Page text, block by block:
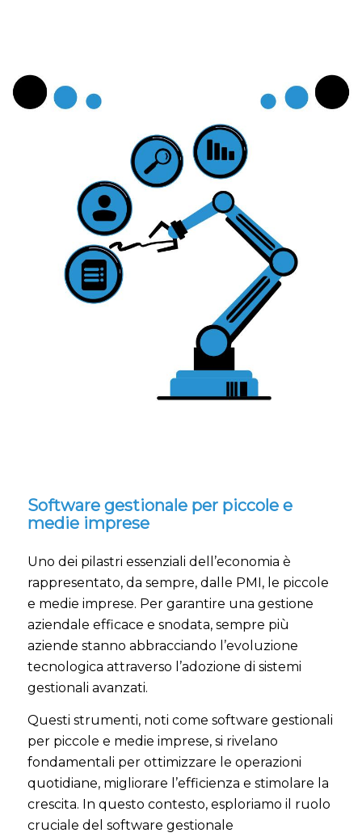
Software gestionale per piccole e
medie imprese
Uno dei pilastri essenziali dell’economia è
rappresentato, da sempre, dalle PMI, le piccole
e medie imprese. Per garantire una gestione
aziendale efficace e snodata, sempre più
aziende stanno abbracciando l’evoluzione
tecnologica attraverso l’adozione di sistemi
gestionali avanzati.
Questi strumenti, noti come software gestionali
per piccole e medie imprese, si rivelano
fondamentali per ottimizzare le operazioni
quotidiane, migliorare l’efficienza e stimolare la
crescita. In questo contesto, esploriamo il ruolo
cruciale del software gestionale